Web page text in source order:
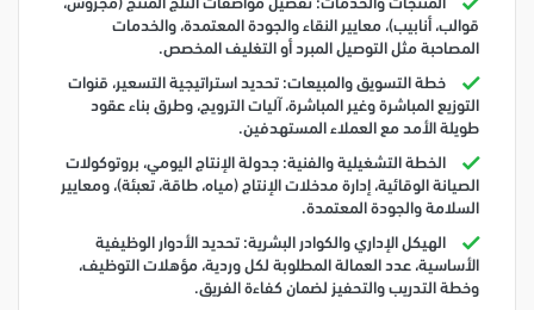
المنتجات والخدمات: تفصيل مواصفات الثلج المنتج (مجروش،
قوالب، أنابيب)، معايير النقاء والجودة المعتمدة، والخدمات
المصاحبة مثل التوصيل المبرد أو التغليف المخصص.
خطة التسويق والمبيعات: تحديد استراتيجية التسعير، قنوات
التوزيع المباشرة وغير المباشرة، آليات الترويج، وطرق بناء عقود
طويلة الأمد مع العملاء المستهدفين.
الخطة التشغيلية والفنية: جدولة الإنتاج اليومي، بروتوكولات
الصيانة الوقائية، إدارة مدخلات الإنتاج (مياه، طاقة، تعبئة)، ومعايير
السلامة والجودة المعتمدة.
الهيكل الإداري والكوادر البشرية: تحديد الأدوار الوظيفية
الأساسية، عدد العمالة المطلوبة لكل وردية، مؤهلات التوظيف،
وخطة التدريب والتحفيز لضمان كفاءة الفريق.